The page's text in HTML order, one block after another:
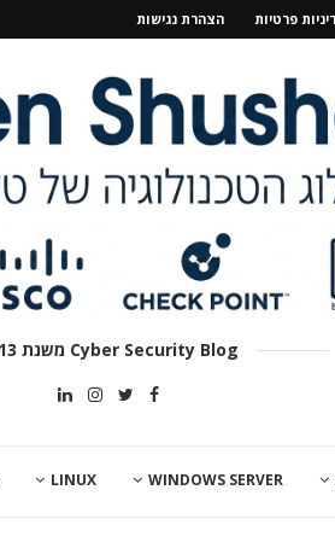
פרטיות הצהרת נגישות
Cyber Security Blog משנת 2013
WINDOWS SERVER
LINUX